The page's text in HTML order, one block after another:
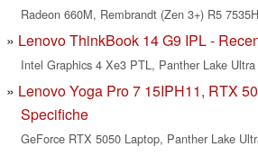
Radeon 660M, Rembrandt (Zen 3+) R5
Lenovo ThinkBook 14 G9 IPL -
Intel Graphics 4 Xe3 PTL, Panther Lake
Lenovo Yoga Pro 7 15IPH11, RTX
Specifiche
GeForce RTX 5050 Laptop, Panther Lake